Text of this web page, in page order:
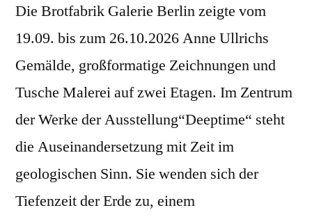
Die Brotfabrik Galerie Berlin zeigte vom
19.09. bis zum 26.10.2026 Anne Ullrichs
Gemälde, großformatige Zeichnungen und
Tusche Malerei auf zwei Etagen. Im Zentrum
der Werke der Ausstellung“Deeptime“ steht
die Auseinandersetzung mit Zeit im
geologischen Sinn. Sie wenden sich der
Tiefenzeit der Erde zu, einem